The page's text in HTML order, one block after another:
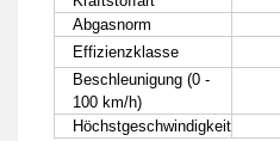
Abgasnorm
Effizienzklasse
Beschleunigung (0 -
100 km/h)
Höchstgeschwindigkeit